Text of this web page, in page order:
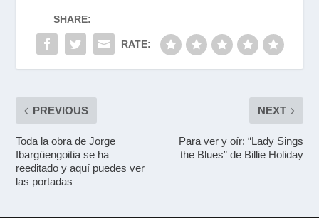
SHARE:
RATE:
PREVIOUS
Toda la obra de Jorge
Ibargüengoitia se ha
reeditado y aquí puedes ver
las portadas
NEXT
Para ver y oír: “Lady Sings
the Blues” de Billie Holiday